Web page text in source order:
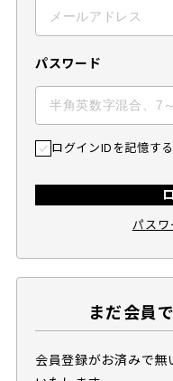
パスワード
ログインIDを記憶する
パス
まだ会員
会員登録がお済みで無